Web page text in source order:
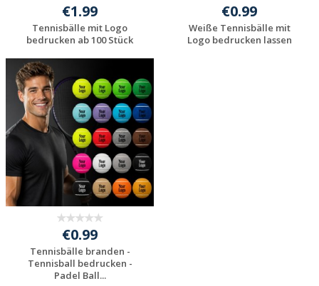
€1.99
Tennisbälle mit Logo
bedrucken ab 100 Stück
Jetzt Angebot
anfordern
€0.99
Weiße Tennisbälle mit
Logo bedrucken lassen
€0.99
Tennisbälle branden -
Tennisball bedrucken -
Padel Ball...